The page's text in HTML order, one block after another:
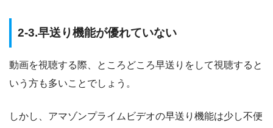
2-3.早送り機能が優れていない
動画を視聴する際、ところどころ早送りをして視聴すると
いう方も多いことでしょう。
しかし、アマゾンプライムビデオの早送り機能は少し不便